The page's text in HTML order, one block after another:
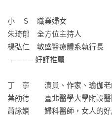
小　Ｓ　職業婦女
朱琦郁　全方位主持人
楊弘仁　敏盛醫療體系執行長
丁　寧　　演員、作家、瑜伽
葉劭德　　臺北醫學大學附設
蕭詠嫻　　婦科醫師，女人的